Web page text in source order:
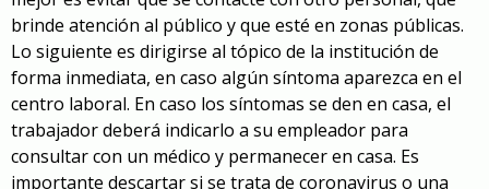
brinde atención al público y que esté en zonas públicas.
Lo siguiente es dirigirse al tópico de la institución de
forma inmediata, en caso algún síntoma aparezca en el
centro laboral. En caso los síntomas se den en casa, el
trabajador deberá indicarlo a su empleador para
consultar con un médico y permanecer en casa. Es
importante descartar si se trata de coronavirus o una